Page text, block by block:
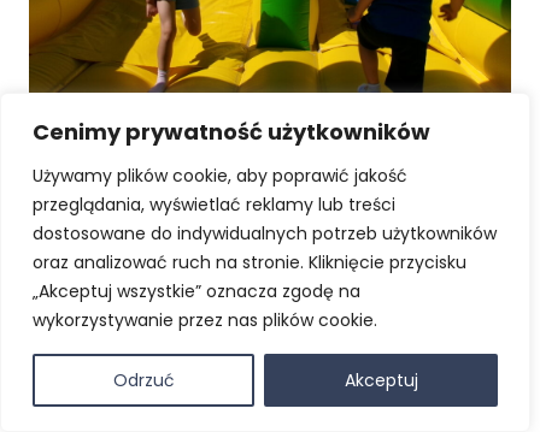
Cenimy prywatność użytkowników
Używamy plików cookie, aby poprawić jakość
przeglądania, wyświetlać reklamy lub treści
dostosowane do indywidualnych potrzeb użytkowników
oraz analizować ruch na stronie. Kliknięcie przycisku
„Akceptuj wszystkie” oznacza zgodę na
wykorzystywanie przez nas plików cookie.
Odrzuć Akceptuj